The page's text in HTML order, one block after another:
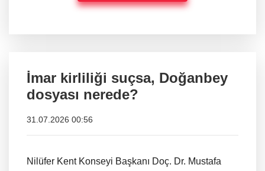
İmar kirliliği suçsa, Doğanbey
dosyası nerede?
31.07.2026 00:56
Nilüfer Kent Konseyi Başkanı Doç. Dr. Mustafa